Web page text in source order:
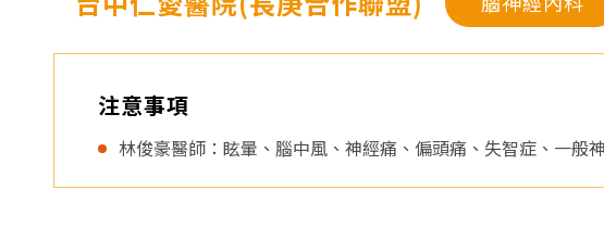
統
-
仁
愛
注意事項
林俊豪醫師：眩暈、腦中風、神經痛、偏頭痛、失智症、一般